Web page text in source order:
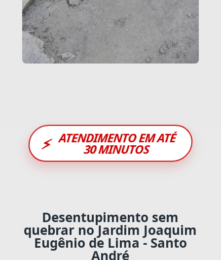
⚡ ATENDIMENTO EM ATÉ
30 MINUTOS
Desentupimento sem
quebrar no Jardim Joaquim
Eugênio de Lima - Santo
André